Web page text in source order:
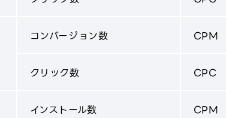
コンバージョン数 CPM
クリック数 CPC
インストール数 CPM